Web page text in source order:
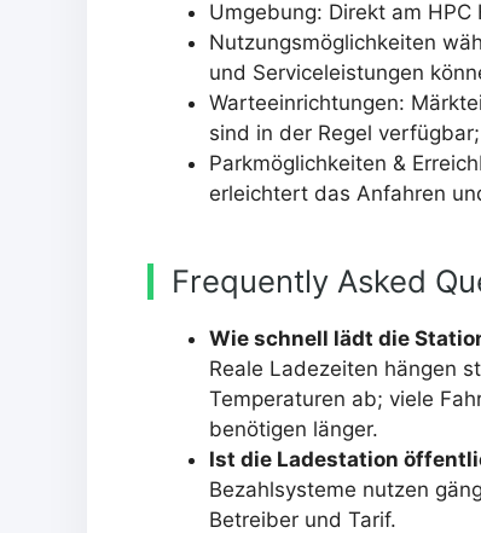
Umgebung: Direkt am
Nutzungsmöglichkeiten
und Serviceleistungen
Warteeinrichtungen:
sind in der Regel
Parkmöglichkeiten &
erleichtert das Anfahren
Frequently Asked
Wie schnell lädt die
Reale Ladezeiten hängen
Temperaturen ab; viele
benötigen länger.
Ist die Ladestation
Bezahlsysteme nutzen
Betreiber und Tarif.